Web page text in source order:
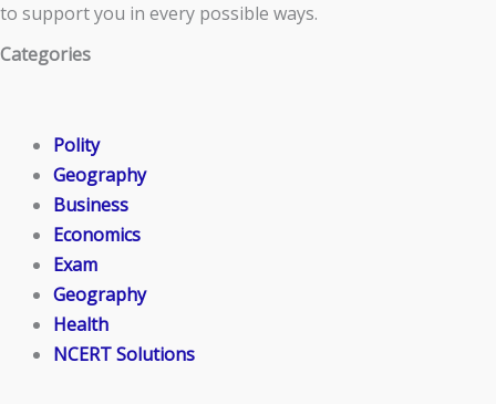
to support you in every possible ways.
Categories
Polity
Geography
Business
Economics
Exam
Geography
Health
NCERT Solutions